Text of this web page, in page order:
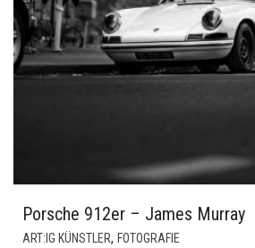
Porsche 912er – James Murray
ART:IG KÜNSTLER, FOTOGRAFIE